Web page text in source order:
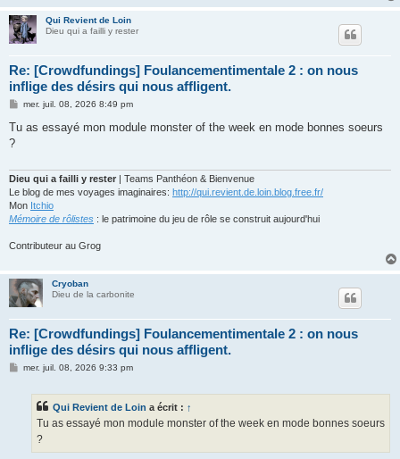
Qui Revient de Loin
Dieu qui a failli y rester
Re: [Crowdfundings] Foulancementimentale 2 : on nous
inflige des désirs qui nous affligent.
M
s
mer. juil. 08, 2026 8:49 pm
Tu as essayé mon module monster of the week en mode bonnes soeurs
?
Dieu qui a failli y rester
| Teams Panthéon & Bienvenue
Le blog de mes voyages imaginaires: http://qui.revient.de.loin.blog.free.fr/
Mon Itchio
Mémoire de rôlistes : le patrimoine du jeu de rôle se construit aujourd'hui
Contributeur au Grog
Cryoban
Dieu de la carbonite
Re: [Crowdfundings] Foulancementimentale 2 : on nous
inflige des désirs qui nous affligent.
Mmer. juil. 08, 2026 9:33 pm
Qui Revient de Loin a écrit : ↑
Tu as essayé mon module monster of the week en mode bonnes soeurs
?